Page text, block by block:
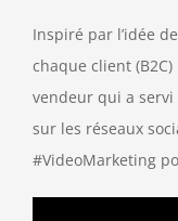
Inspiré par l’idée
chaque client
vendeur qui a
sur les réseaux
#VideoMarketing